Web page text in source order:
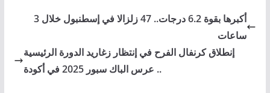
أكبرها بقوة 6.2 درجات.. 47 زلزالا في إسطنبول خلال 3
ساعات
إنطلاق كرنفال الفرح في إنتظار زغاريد الدورة الرئيسية
.. عرس الباك سبور 2025 في أكودة